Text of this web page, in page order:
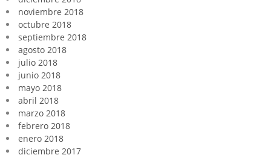
noviembre 2018
octubre 2018
septiembre 2018
agosto 2018
julio 2018
junio 2018
mayo 2018
abril 2018
marzo 2018
febrero 2018
enero 2018
diciembre 2017